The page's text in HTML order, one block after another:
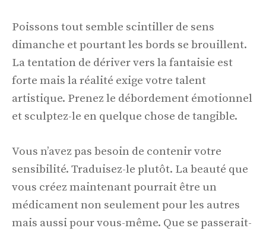
Poissons tout semble scintiller de sens
dimanche et pourtant les bords se brouillent.
La tentation de dériver vers la fantaisie est
forte mais la réalité exige votre talent
artistique. Prenez le débordement émotionnel
et sculptez-le en quelque chose de tangible.
Vous n’avez pas besoin de contenir votre
sensibilité. Traduisez-le plutôt. La beauté que
vous créez maintenant pourrait être un
médicament non seulement pour les autres
mais aussi pour vous-même. Que se passerait-